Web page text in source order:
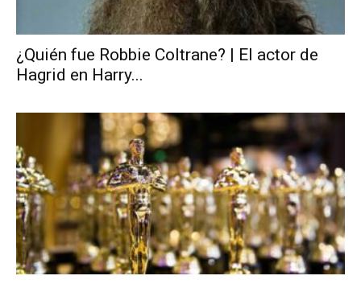
¿Quién fue Robbie Coltrane? | El actor de
Hagrid en Harry...